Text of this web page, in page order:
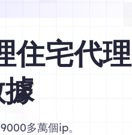
住宅代理
多萬個ip。